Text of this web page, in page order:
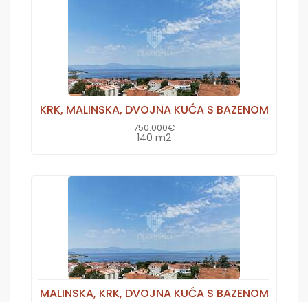
KRK, MALINSKA, DVOJNA KUĆA S BAZENOM
750.000€
140 m2
MALINSKA, KRK, DVOJNA KUĆA S BAZENOM